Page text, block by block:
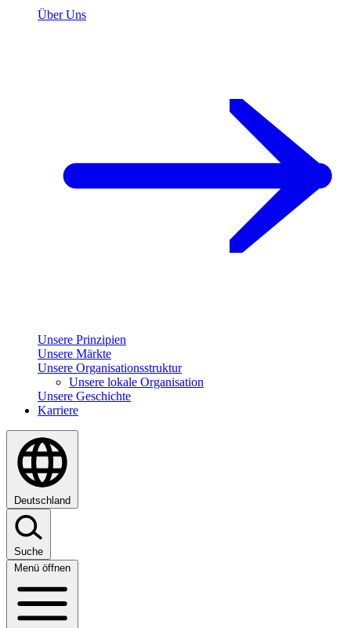
Über Uns
Unsere Prinzipien
Unsere Märkte
Unsere Organisationsstruktur
Unsere lokale Organisation
Unsere Geschichte
Karriere
Deutschland
Suche
Menü öffnen